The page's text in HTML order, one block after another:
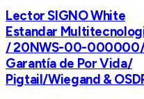
Lector SIGNO White
Estandar
/ 20NWS-00-
Garantía de Por Vida/
Pigtail/Wiegand &